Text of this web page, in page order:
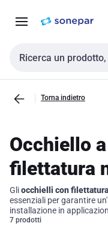
navigazione alla
Cerca input
Torna indietro
Occhiello
filettatura
Gliocchielli con
essenziali per garantire
installazione in
Grazie alla loro testa ad
7 prodotti